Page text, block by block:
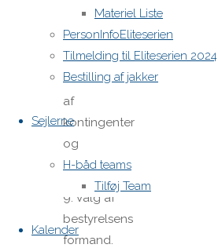
Materiel Liste
PersonInfoEliteserien
Tilmelding til Eliteserien 2024
Bestilling af jakker
Sejlerne
H-båd teams
Tilføj Team
Kalender
8.
Fastlæggelse
af
kontingenter
og
indmeldelsesgebyrer.
9. Valg af
bestyrelsens
formand.